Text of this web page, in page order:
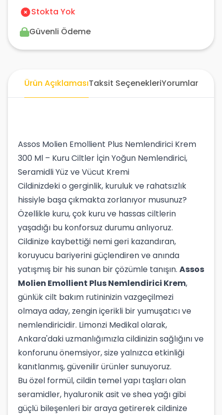
Stokta Yok
Güvenli Ödeme
Ürün AçıklamasıTaksit SeçenekleriYorumlar
Assos Molien Emollient Plus Nemlendirici Krem
300 Ml – Kuru Ciltler İçin Yoğun Nemlendirici,
Seramidli Yüz ve Vücut Kremi
Cildinizdeki o gerginlik, kuruluk ve rahatsızlık
hissiyle başa çıkmakta zorlanıyor musunuz?
Özellikle kuru, çok kuru ve hassas ciltlerin
yaşadığı bu konforsuz durumu anlıyoruz.
Cildinize kaybettiği nemi geri kazandıran,
koruyucu bariyerini güçlendiren ve anında
yatışmış bir his sunan bir çözümle tanışın. Assos
Molien Emollient Plus Nemlendirici Krem,
günlük cilt bakım rutininizin vazgeçilmezi
olmaya aday, zengin içerikli bir yumuşatıcı ve
nemlendiricidir. Limonzi Medikal olarak,
Ankara'daki uzmanlığımızla cildinizin sağlığını ve
konforunu önemsiyor, size yalnızca etkinliği
kanıtlanmış, güvenilir ürünler sunuyoruz.
Bu özel formül, cildin temel yapı taşları olan
seramidler, hyaluronik asit ve shea yağı gibi
güçlü bileşenleri bir araya getirerek cildinize